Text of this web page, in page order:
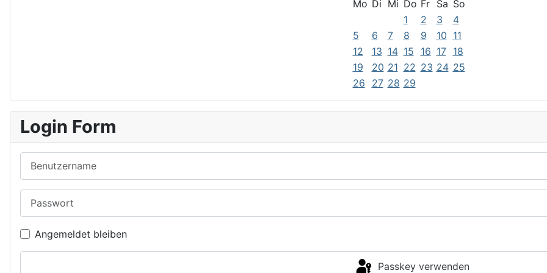
Mo Di Mi Do Fr Sa So
1
2 3
4
5
6 7 8 9 10 11
12
13 14 15 16 17
18
19
20 21 22 23 24 25
26
27 28 29
Login Form
Angemeldet bleiben
Passkey verwenden